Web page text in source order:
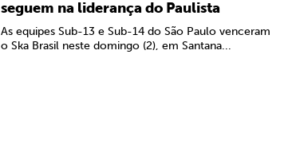
seguem na liderança do Paulista
As equipes Sub-13 e Sub-14 do São Paulo venceram
o Ska Brasil neste domingo (2), em Santana...